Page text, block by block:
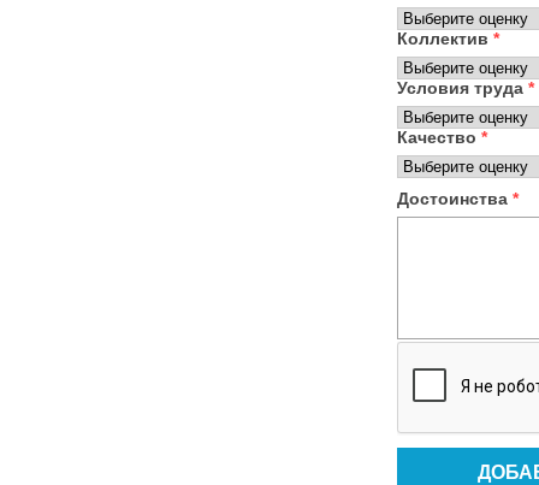
Коллектив *
Условия труда *
Качество *
Достоинства *